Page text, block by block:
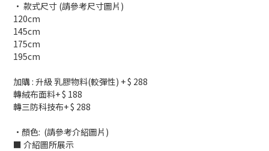
• 款式尺寸 (請參考尺寸圖片)
120cm
145cm
175cm
195cm
加購 : 升級 乳膠物料(較彈性) + $ 288
轉絨布面料+ $ 188
轉三防科技布+ $ 288
•顏色:  (請參考介紹圖片)
■ 介紹圖所展示